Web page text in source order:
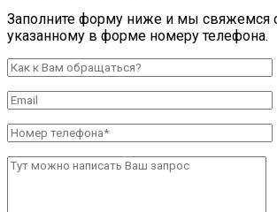
Заполните форму ниже и мы свяжемся
указанному в форме номеру телефона.